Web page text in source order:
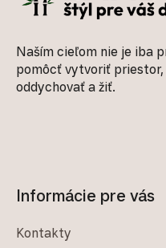
Naším cieľom nie je iba
pomôcť vytvoriť
oddychovať a žiť.
Informácie pre vás
Kontakty